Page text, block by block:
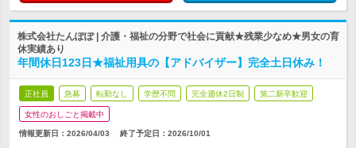
株式会社たんぽぽ | 介護・福祉の分野で社会に貢献★残業少なめ★男女の育
休実績あり
年間休日123日★福祉用具の【アドバイザー】完全土日休み！
正社員 急募 転勤なし 学歴不問 完全週休2日制 第二新卒歓迎
女性のおしごと掲載中
情報更新日：2026/04/03 終了予定日： 2026/10/01